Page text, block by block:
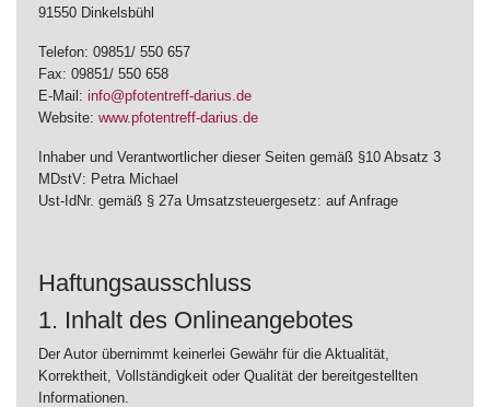
91550 Dinkelsbühl
Telefon: 09851/ 550 657
Fax: 09851/ 550 658
E-Mail: info@pfotentreff-darius.de
Website: www.pfotentreff-darius.de
Inhaber und Verantwortlicher dieser Seiten gemäß §10 Absatz 3
MDstV: Petra Michael
Ust-IdNr. gemäß § 27a Umsatzsteuergesetz: auf Anfrage
Haftungsausschluss
1. Inhalt des Onlineangebotes
Der Autor übernimmt keinerlei Gewähr für die Aktualität,
Korrektheit, Vollständigkeit oder Qualität der bereitgestellten
Informationen.